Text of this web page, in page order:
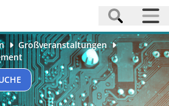
Großveranstaltungen